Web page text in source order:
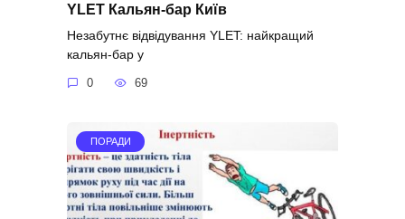
YLET Кальян-бар Київ
Незабутнє відвідування YLET: найкращий
кальян-бар у
0 69
ПОРАДИ